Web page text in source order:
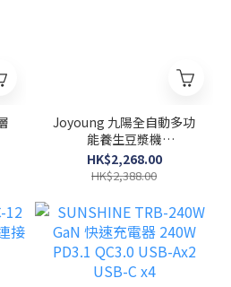
Joyoung 九陽全自動多功
能養生豆漿機
(HSMAM2410K)
HK$2,268.00
HK$2,388.00